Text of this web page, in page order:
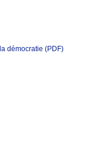
démocratie (PDF)